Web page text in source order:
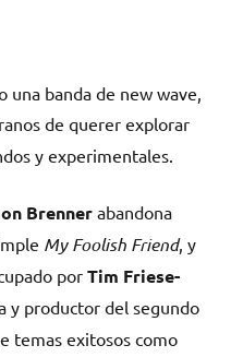
una banda de new wave,
de querer explorar
y experimentales.
Brennerabandona
My Foolish Friend, y
por Tim Friese-
y productor del segundo
temas exitosos como